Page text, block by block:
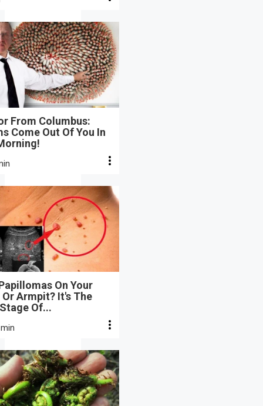
From Columbus:
Come Out Of You In
On Your
Armpit? It's The
Of...